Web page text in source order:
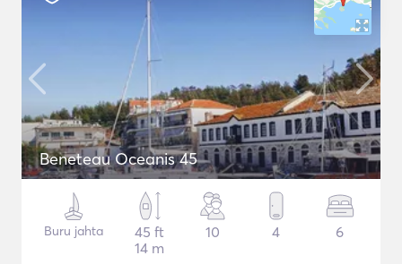
Beneteau Oceanis 45
Buru jahta
45 ft
14 m
10 4 6